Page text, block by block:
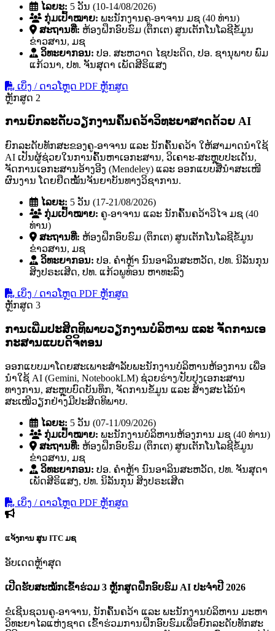
ໄລຍະ: 5 ວັນ (10-14/08/2026)
ກຸ່ມເປົ້າໝາຍ: ພະນັກງານຄູ-ອາຈານ ມຊ (40 ທ່ານ)
ສະຖານທີ່: ຫ້ອງຝຶກອົບຮົມ (ຕຶກເຕ) ສູນເຕັກໂນໂລຊີຂໍ້ມູນ
ຂ່າວສານ, ມຊ
ວິທະຍາກອນ: ປອ. ສະຫວາດ ໄຊປະດິດ, ປອ. ຊານຸພາບ ພົມ
ແກ້ວນາ, ປທ. ຈັນສຸດາ ເພັດສີຣິແສງ
ເບິ່ງ / ດາວໂຫຼດ PDF ຫຼັກສູດ
ຫຼັກສູດ 2
ການຍົກລະດັບວຽກງານຄົ້ນຄວ້າວິທະຍາສາດດ້ວຍ AI
ຍົກລະດັບທັກສະຂອງຄູ-ອາຈານ ແລະ ນັກຄົ້ນຄວ້າ ໃຫ້ສາມາດນໍາໃຊ້
AI ເປັນຜູ້ຊ່ວຍໃນການຄົ້ນຫາເອກະສານ, ວິເຄາະ-ສະຫຼຸບປະເດັນ,
ຈັດການເອກະສານອ້າງອີງ (Mendeley) ແລະ ອອກແບບສື່ນໍາສະເໜີ
ຜົນງານ ໂດຍຢຶດໝັ້ນຈັນຍາບັນທາງວິຊາການ.
ໄລຍະ: 5 ວັນ (17-21/08/2026)
ກຸ່ມເປົ້າໝາຍ: ຄູ-ອາຈານ ແລະ ນັກຄົ້ນຄວ້າວິໄຈ ມຊ (40
ທ່ານ)
ສະຖານທີ່: ຫ້ອງຝຶກອົບຮົມ (ຕຶກເຕ) ສູນເຕັກໂນໂລຊີຂໍ້ມູນ
ຂ່າວສານ, ມຊ
ວິທະຍາກອນ: ປອ. ຄໍາຫຼ້າ ນົນອາລິນສະຫວັດ, ປທ. ນິລັນກຸນ
ສິງປຣະເສີດ, ປທ. ແກ້ວພູທ່ອນ ຫາທະລົງ
ເບິ່ງ / ດາວໂຫຼດ PDF ຫຼັກສູດ
ຫຼັກສູດ 3
ການເພີ່ມປະສິດທິພາບວຽກງານບໍລິຫານ ແລະ ຈັດການເອ
ກະສານແບບດິຈິຕອນ
ອອກແບບມາໂດຍສະເພາະສຳລັບພະນັກງານບໍລິຫານຫ້ອງການ ເພື່ອ
ນຳໃຊ້ AI (Gemini, NotebookLM) ຊ່ວຍຮ່າງ/ປັບປຸງເອກະສານ
ທາງການ, ສະຫຼຸບບົດບັນທຶກ, ຈັດການຂໍ້ມູນ ແລະ ສ້າງສະໄລ້ນຳ
ສະເໜີວຽກຢ່າງມີປະສິດທິພາບ.
ໄລຍະ: 5 ວັນ (07-11/09/2026)
ກຸ່ມເປົ້າໝາຍ: ພະນັກງານບໍລິຫານຫ້ອງການ ມຊ (40 ທ່ານ)
ສະຖານທີ່: ຫ້ອງຝຶກອົບຮົມ (ຕຶກເຕ) ສູນເຕັກໂນໂລຊີຂໍ້ມູນ
ຂ່າວສານ, ມຊ
ວິທະຍາກອນ: ປອ. ຄໍາຫຼ້າ ນົນອາລິນສະຫວັດ, ປທ. ຈັນສຸດາ
ເພັດສີຣິແສງ, ປທ. ນິລັນກຸນ ສິງປຣະເສີດ
ເບິ່ງ / ດາວໂຫຼດ PDF ຫຼັກສູດ
ແຈ້ງການ ສູນ ITC ມຊ
ອັບເດດຫຼ້າສຸດ
ເປີດຮັບສະໝັກເຂົ້າຮ່ວມ 3 ຫຼັກສູດຝຶກອົບຮົມ AI ປະຈຳປີ 2026
ຂໍເຊີນຊວນຄູ-ອາຈານ, ນັກຄົ້ນຄວ້າ ແລະ ພະນັກງານບໍລິຫານ ມະຫາ
ວິທະຍາໄລແຫ່ງຊາດ ເຂົ້າຮ່ວມການຝຶກອົບຮົມເພື່ອຍົກລະດັບທັກສະ